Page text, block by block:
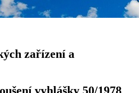
zařízení a